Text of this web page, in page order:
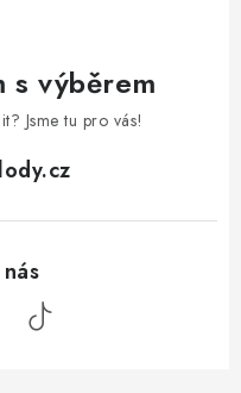
s výběrem
Jsme tu pro vás!